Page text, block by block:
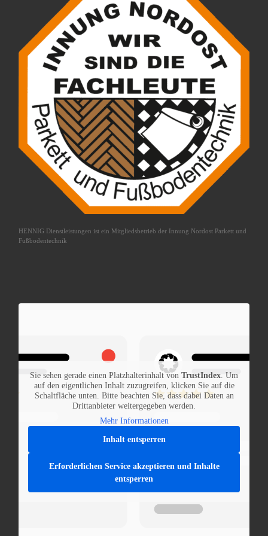
HENNIG Dienstleistungen ist ein Mitgliedsbetrieb der Innung Nordost Parkett und
Fußbodentechnik
Sie sehen gerade einen Platzhalterinhalt von TrustIndex. Um
auf den eigentlichen Inhalt zuzugreifen, klicken Sie auf die
Schaltfläche unten. Bitte beachten Sie, dass dabei Daten an
Drittanbieter weitergegeben werden.
Mehr Informationen
Inhalt entsperren
Erforderlichen Service akzeptieren und Inhalte
entsperren